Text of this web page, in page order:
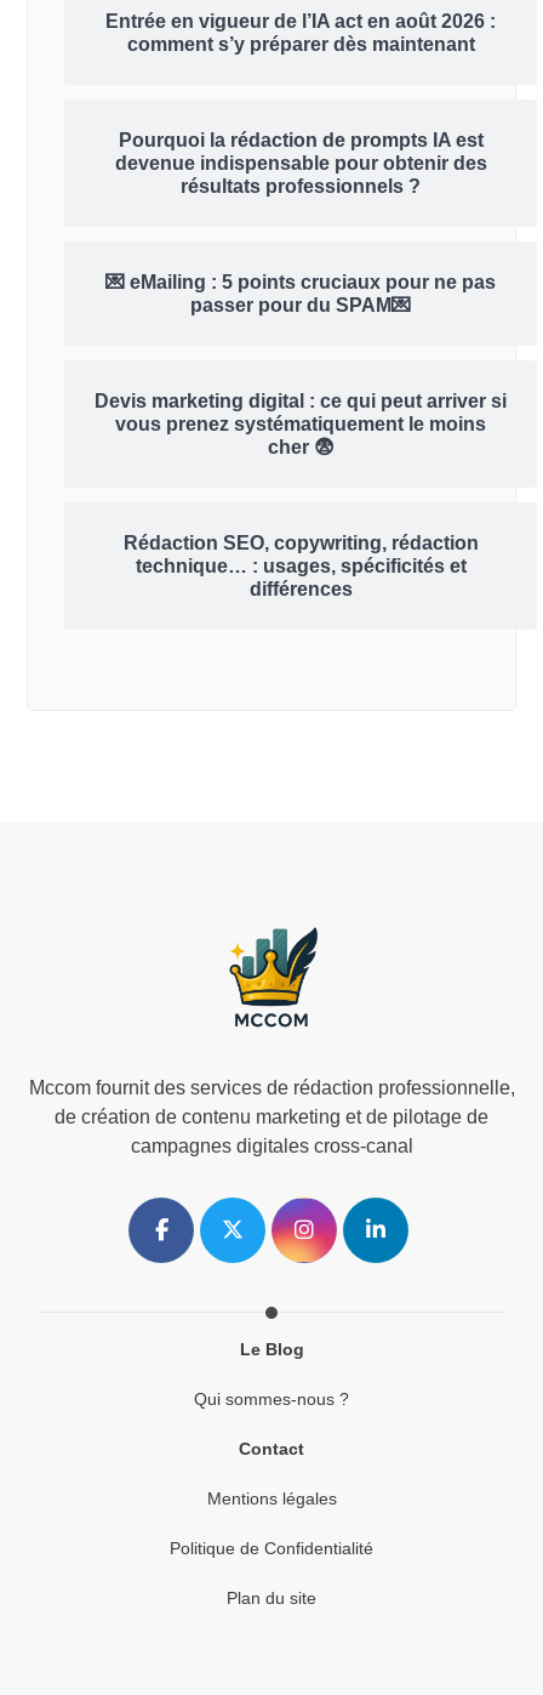
Entrée en vigueur de l’IA act en août 2026 :
comment s’y préparer dès maintenant
Pourquoi la rédaction de prompts IA est
devenue indispensable pour obtenir des
résultats professionnels ?
💌 eMailing : 5 points cruciaux pour ne pas
passer pour du SPAM💌
Devis marketing digital : ce qui peut arriver si
vous prenez systématiquement le moins
cher 😨
Rédaction SEO, copywriting, rédaction
technique… : usages, spécificités et
différences
Mccom fournit des services de rédaction professionnelle,
de création de contenu marketing et de pilotage de
campagnes digitales cross-canal
Le Blog
Qui sommes-nous ?
Contact
Mentions légales
Politique de Confidentialité
Plan du site